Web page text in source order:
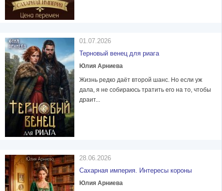
01.07.2026
Терновый венец для риага
Юлия Арниева
Жизнь редко даёт второй шанс. Но если уж
дала, я не собираюсь тратить его на то, чтобы
драит...
28.06.2026
Сахарная империя. Интересы короны
Юлия Арниева